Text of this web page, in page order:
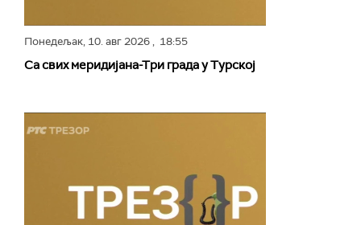
Понедељак, 10. авг 2026, 18:55
Са свих меридијана-Три града у Турској